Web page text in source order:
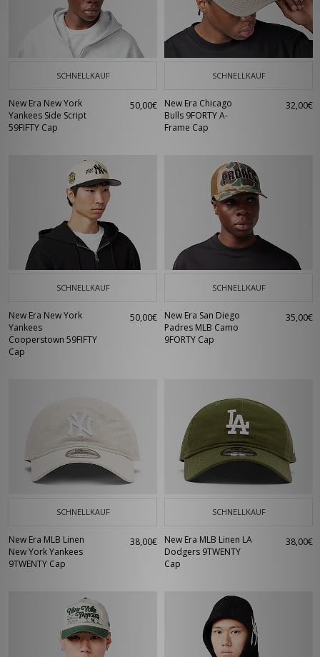
SCHNELLKAUF
New Era New York
Yankees Side Script
59FIFTY Cap
50,00€
SCHNELLKAUF
New Era Chicago
Bulls 9FORTY A-
Frame Cap
32,00€
SCHNELLKAUF
New Era New York
Yankees
Cooperstown 59FIFTY
Cap
50,00€
SCHNELLKAUF
New Era San Diego
Padres MLB Camo
9FORTY Cap
35,00€
SCHNELLKAUF
New Era MLB Linen
New York Yankees
9TWENTY Cap
38,00€
SCHNELLKAUF
New Era MLB Linen LA
Dodgers 9TWENTY
Cap
38,00€